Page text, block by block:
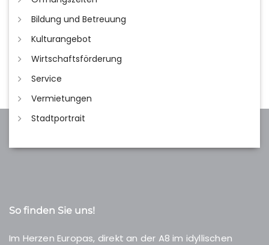
Bildung und Betreuung
Kulturangebot
Wirtschaftsförderung
Service
Vermietungen
Stadtportrait
So finden Sie uns!
Im Herzen Europas, direkt an der A8 im idyllischen